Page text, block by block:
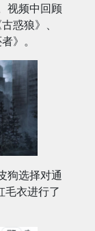
视频中回顾
惑狼》、
》。
狗选择对通
毛衣进行了